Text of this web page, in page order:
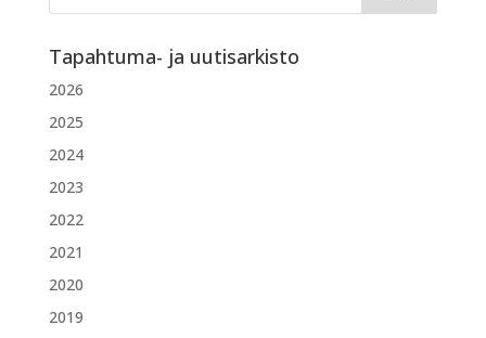
Tapahtuma- ja uutisarkisto
2026
2025
2024
2023
2022
2021
2020
2019